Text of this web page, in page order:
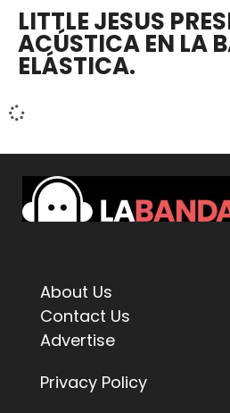
LITTLE JESUS
ACÚSTICA EN LA
ELÁSTICA.
About Us
Contact Us
Advertise
Privacy Policy